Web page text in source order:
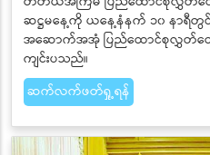
ဆဋ္ဌမနေ့ကို ယနေ့နံနက် ၁၀ နာရီ
အဆောက်အအုံ ပြည်ထောင်စုလွှတ်တေ
ကျင်းပသည်။
ဆက်လက်ဖတ်ရှု့ရန်